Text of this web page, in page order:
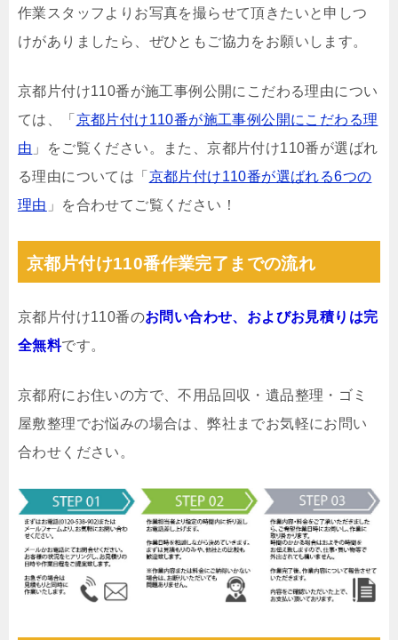
作業スタッフよりお写真を撮らせて頂きたいと申しつ
けがありましたら、ぜひともご協力をお願いします。
京都片付け110番が施工事例公開にこだわる理由につい
ては、「 京都片付け110番が施工事例公開にこだわる理
由 」をご覧ください。また、京都片付け110番が選ばれ
る理由については「 京都片付け110番が選ばれる6つの
理由 」を合わせてご覧ください！
京都片付け110番作業完了までの流れ
京都片付け110番のお問い合わせ、およびお見積りは完
全無料です。
京都府にお住いの方で、不用品回収・遺品整理・ゴミ
屋敷整理でお悩みの場合は、弊社までお気軽にお問い
合わせください。